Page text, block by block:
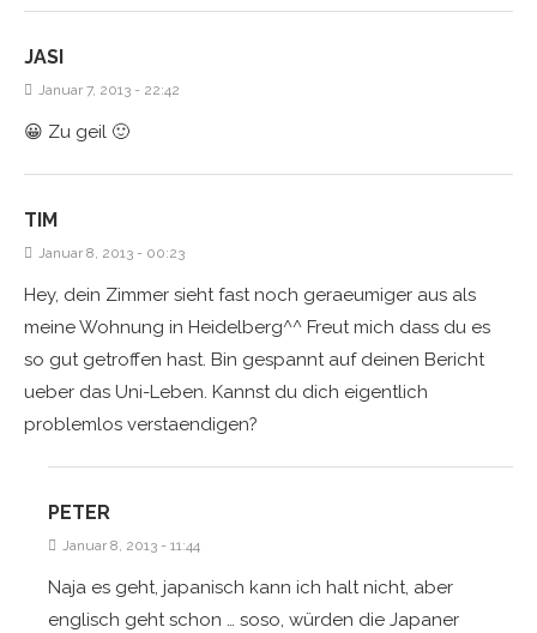
JASI
Januar 7, 2013 - 22:42
😀 Zu geil 🙂
TIM
Januar 8, 2013 - 00:23
Hey, dein Zimmer sieht fast noch geraeumiger aus als
meine Wohnung in Heidelberg^^ Freut mich dass du es
so gut getroffen hast. Bin gespannt auf deinen Bericht
ueber das Uni-Leben. Kannst du dich eigentlich
problemlos verstaendigen?
PETER
Januar 8, 2013 - 11:44
Naja es geht, japanisch kann ich halt nicht, aber
englisch geht schon … soso, würden die Japaner